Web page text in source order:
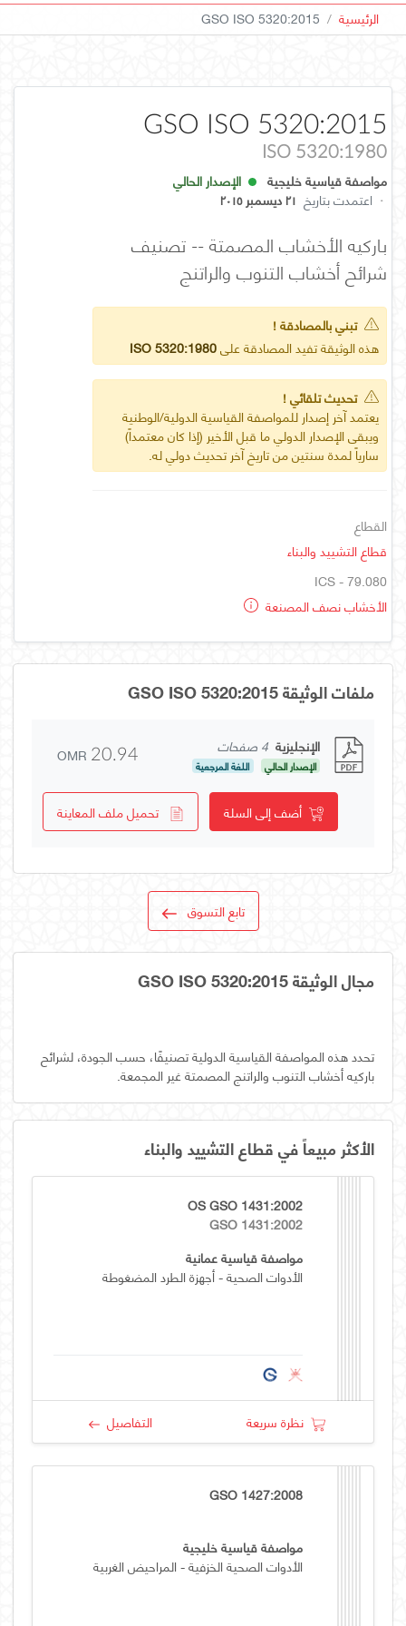
الرئيسية GSO ISO 5320:2015
GSO ISO 5320:2015
ISO 5320:1980
مواصفة قياسية خليجية
الإصدار الحالي
· اعتمدت بتاريخ ٢١ ديسمبر ٢٠١٥
باركيه الأخشاب المصمتة -- تصنيف
شرائح أخشاب التنوب والراتنج
تبني بالمصادقة !
هذه الوثيقة تفيد المصادقة علىISO 5320:1980
تحديث تلقائي !
يعتمد آخر إصدار للمواصفة القياسية الدولية/الوطنية
ويبقى الإصدار الدولي ما قبل الأخير (إذا كان معتمداً)
سارياً لمدة سنتين من تاريخ آخر تحديث دولي له.
القطاع
قطاع التشييد والبناء
ICS - 79.080
الأخشاب نصف المصنعة
ملفات الوثيقة GSO ISO 5320:2015
الإنجليزية 4 صفحات
الإصدار الحالي اللغة المرجعية OMR 20.94
أضف إلى السلة تحميل ملف المعاينة
تابع التسوق
مجال الوثيقة GSO ISO 5320:2015
تحدد هذه المواصفة القياسية الدولية تصنيفًا، حسب الجودة، لشرائح
باركيه أخشاب التنوب والراتنج المصمتة غير المجمعة.
الأكثر مبيعاً في قطاع التشييد والبناء
OS GSO 1431:2002
GSO 1431:2002
مواصفة قياسية عمانية
الأدوات الصحية - أجهزة الطرد المضغوطة
نظرة سريعة التفاصيل
GSO 1427:2008
مواصفة قياسية خليجية
الأدوات الصحية الخزفية - المراحيض الغربية